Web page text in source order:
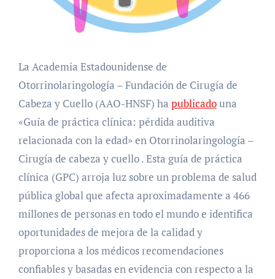
La Academia Estadounidense de
Otorrinolaringología – Fundación de Cirugía de
Cabeza y Cuello (AAO-HNSF) ha publicadouna
«Guía de práctica clínica: pérdida auditiva
relacionada con la edad» en Otorrinolaringología –
Cirugía de cabeza y cuello . Esta guía de práctica
clínica (GPC) arroja luz sobre un problema de salud
pública global que afecta aproximadamente a 466
millones de personas en todo el mundo e identifica
oportunidades de mejora de la calidad y
proporciona a los médicos recomendaciones
confiables y basadas en evidencia con respecto a la